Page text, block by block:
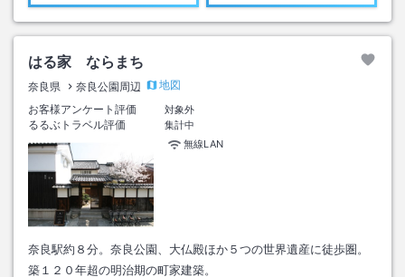
はる家 ならまち
奈良県 奈良公園周辺
地図
お客様アンケート評価
対象外
るるぶトラベル評価
集計中
無線LAN
奈良駅約８分。奈良公園、大仏殿ほか５つの世界遺産に徒歩圏。
築１２０年超の明治期の町家建築。